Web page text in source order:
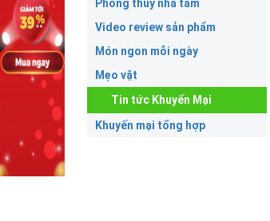
Phong thủy nhà tắm
Video review sản phẩm
Món ngon mỗi ngày
Mẹo vặt
Tin tức Khuyến Mại
Khuyến mại tổng hợp